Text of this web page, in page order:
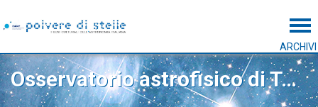
ARCHIVI
Osservatorio astrofisico di Torino